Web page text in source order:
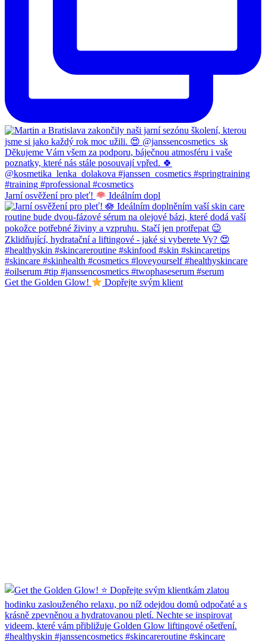
Jarní osvěžení pro pleť! Ideálním dopl
Get the Golden Glow! Dopřejte svým klient